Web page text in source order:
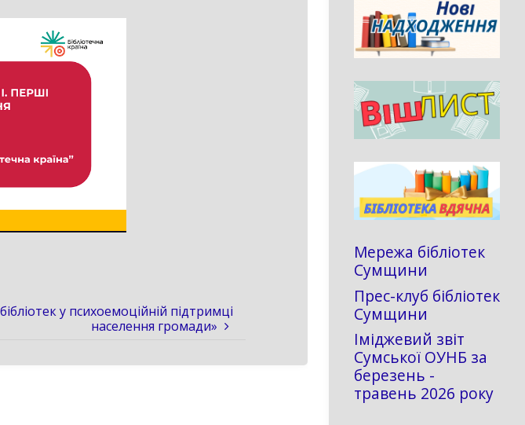
у психоемоційній підтримці
населення громади»
Мережа бібліотек
Сумщини
Прес-клуб бібліотек
Сумщини
Іміджевий звіт
Сумської ОУНБ за
березень -
травень 2026 року